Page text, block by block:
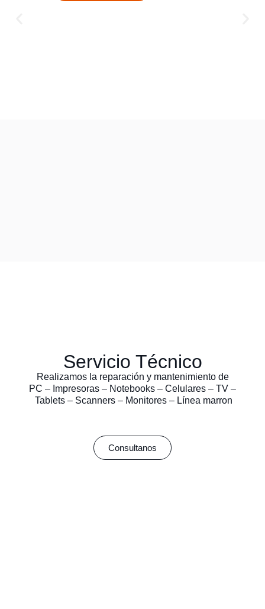
Servicio Técnico
Realizamos la reparación y mantenimiento de
PC – Impresoras – Notebooks – Celulares – TV –
Tablets – Scanners – Monitores – Línea marron
Consultanos